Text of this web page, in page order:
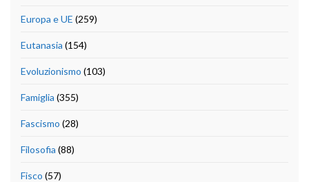
Europa e UE (259)
Eutanasia (154)
Evoluzionismo (103)
Famiglia (355)
Fascismo (28)
Filosofia (88)
Fisco (57)